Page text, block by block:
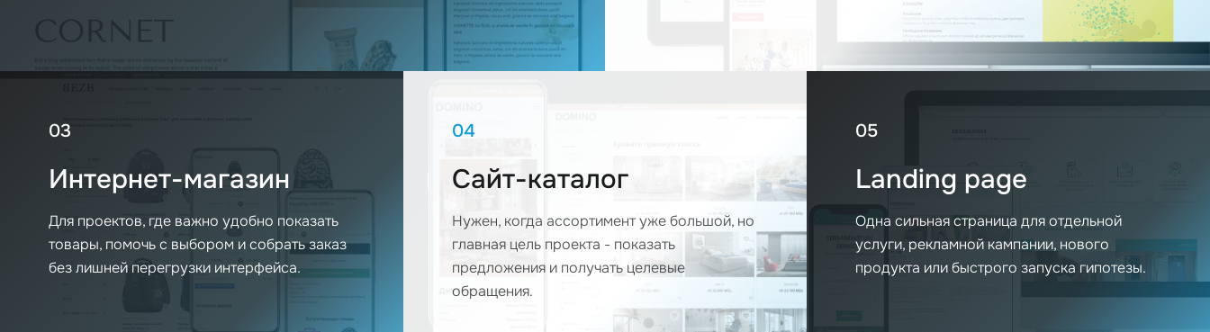
03
Интернет-магазин
Для проектов, где важно удобно показать
товары, помочь с выбором и собрать заказ
без лишней перегрузки интерфейса.
04
Сайт-каталог
Нужен, когда ассортимент уже большой, но
главная цель проекта - показать
предложения и получать целевые
обращения.
05
Landing page
Одна сильная страница для отдельной
услуги, рекламной кампании, нового
продукта или быстрого запуска гипотезы.